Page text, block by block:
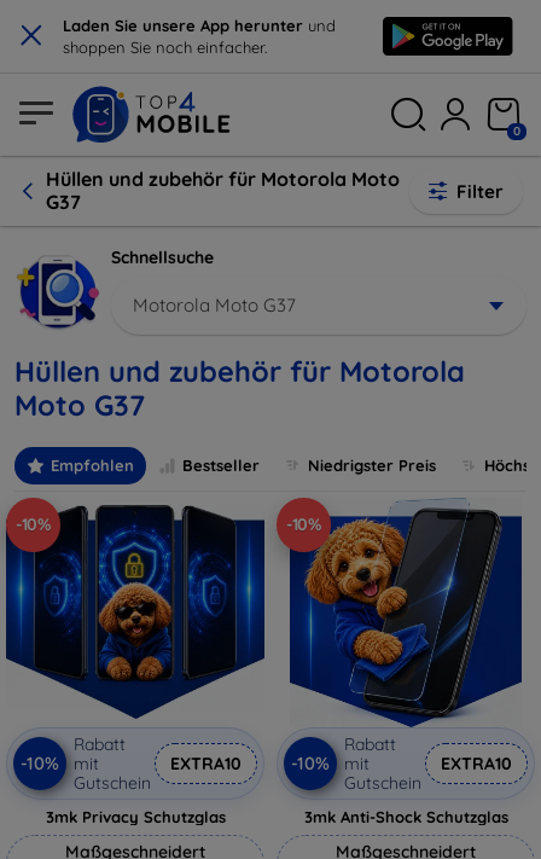
× Laden Sie unsere App herunter und
shoppen Sie noch einfacher.
0
Hüllen und zubehör für Motorola Moto
G37
Filter
Schnellsuche
Motorola Moto G37
Hüllen und zubehör für Motorola
Moto G37
Empfohlen Bestseller Niedrigster Preis
-10%
-10%
Rabatt
mit
Gutschein
EXTRA10
3mk Privacy Schutzglas
Maßgeschneidert
-10%
-10%
Rabatt
mit
Gutschein
EXTRA10
3mk Anti-Shock Schutzglas
Maßgeschneidert